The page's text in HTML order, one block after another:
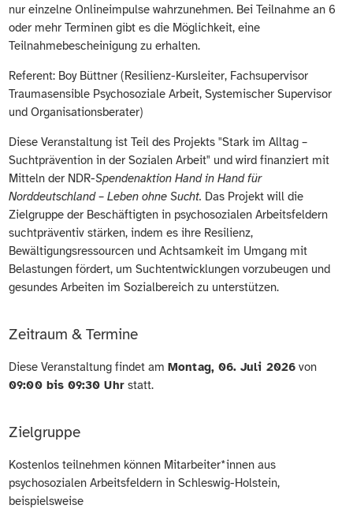
nur einzelne Onlineimpulse wahrzunehmen. Bei Teilnahme an 6
oder mehr Terminen gibt es die Möglichkeit, eine
Teilnahmebescheinigung zu erhalten.
Referent: Boy Büttner (Resilienz-Kursleiter, Fachsupervisor
Traumasensible Psychosoziale Arbeit, Systemischer Supervisor
und Organisationsberater)
Diese Veranstaltung ist Teil des Projekts "Stark im Alltag –
Suchtprävention in der Sozialen Arbeit" und wird finanziert mit
Mitteln der NDR-Spendenaktion Hand in Hand für
Norddeutschland – Leben ohne Sucht. Das Projekt will die
Zielgruppe der Beschäftigten in psychosozialen Arbeitsfeldern
suchtpräventiv stärken, indem es ihre Resilienz,
Bewältigungsressourcen und Achtsamkeit im Umgang mit
Belastungen fördert, um Suchtentwicklungen vorzubeugen und
gesundes Arbeiten im Sozialbereich zu unterstützen.
Zeitraum & Termine
Diese Veranstaltung findet amMontag, 06. Juli 2026von
09:00 bis 09:30 Uhrstatt.
Zielgruppe
Kostenlos teilnehmen können Mitarbeiter*innen aus
psychosozialen Arbeitsfeldern in Schleswig-Holstein,
beispielsweise